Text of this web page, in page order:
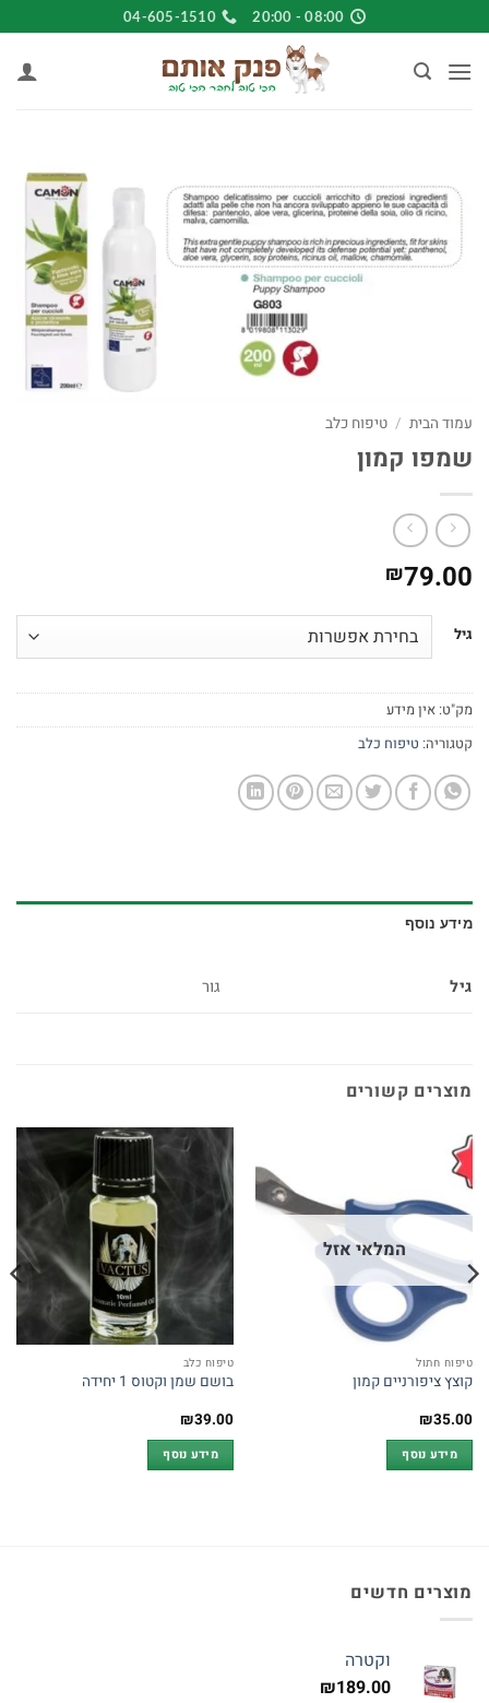
to
content
08:00 - 20:00
04-605-1510
עמוד הבית / טיפוח כלב
שמפו קמון
₪79.00
גיל
מק"ט: אין מידע
קטגוריה: טיפוח כלב
מידע נוסף
גיל גור
מוצרים קשורים
המלאי אזל
טיפוח חתול
קוצץ ציפורניים קמון
₪35.00
מידע נוסף
טיפוח כלב
בושם שמן וקטוס 1 יחידה
₪39.00
מידע נוסף
מוצרים חדשים
וקטרה
₪189.00